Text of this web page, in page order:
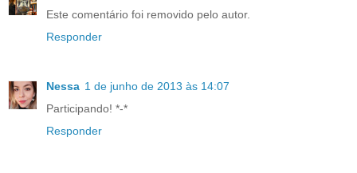
Este comentário foi removido pelo autor.
Responder
Nessa 1 de junho de 2013 às 14:07
Participando! *-*
Responder